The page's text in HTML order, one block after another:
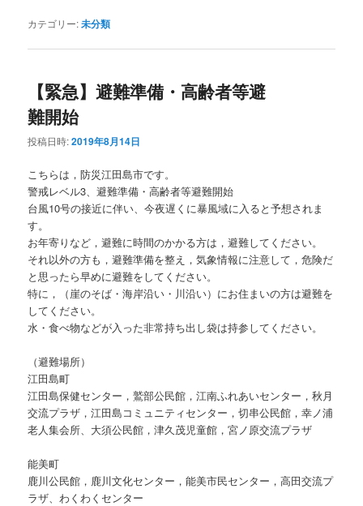
カテゴリー:未分類
【緊急】避難準備・高齢者等避
難開始
投稿日時:2019年8月14日
こちらは，防災江田島市です。
警戒レベル3、避難準備・高齢者等避難開始
台風10号の接近に伴い、今夜遅くに暴風域に入ると予想されま
す。
お年寄りなど，避難に時間のかかる方は，避難してください。
それ以外の方も，避難準備を整え，気象情報に注意して，危険だ
と思ったら早めに避難をしてください。
特に，（崖のそば・海岸沿い・川沿い）にお住まいの方は避難を
してください。
水・食べ物などが入った非常持ち出し袋は持参してください。
（避難場所）
江田島町
江田島保健センター，鷲部公民館，江南ふれあいセンター，秋月
交流プラザ，江田島コミュニティセンター，切串公民館，幸ノ浦
老人集会所、大須公民館，津久茂児童館，宮ノ原交流プラザ
能美町
鹿川公民館，鹿川文化センター，能美市民センター，高田交流プ
ラザ、わくわくセンター